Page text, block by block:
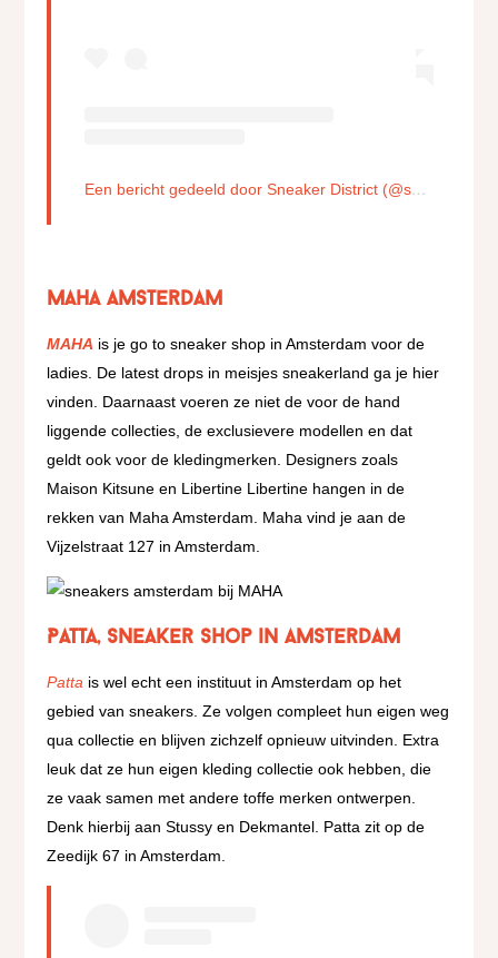
Een bericht gedeeld door Sneaker District (@sneakerdistrict)
MAHA Amsterdam
MAHA is je go to sneaker shop in Amsterdam voor de
ladies. De latest drops in meisjes sneakerland ga je hier
vinden. Daarnaast voeren ze niet de voor de hand
liggende collecties, de exclusievere modellen en dat
geldt ook voor de kledingmerken. Designers zoals
Maison Kitsune en Libertine Libertine hangen in de
rekken van Maha Amsterdam. Maha vind je aan de
Vijzelstraat 127 in Amsterdam.
Patta, sneaker shop in Amsterdam
Patta is wel echt een instituut in Amsterdam op het
gebied van sneakers. Ze volgen compleet hun eigen weg
qua collectie en blijven zichzelf opnieuw uitvinden. Extra
leuk dat ze hun eigen kleding collectie ook hebben, die
ze vaak samen met andere toffe merken ontwerpen.
Denk hierbij aan Stussy en Dekmantel. Patta zit op de
Zeedijk 67 in Amsterdam.